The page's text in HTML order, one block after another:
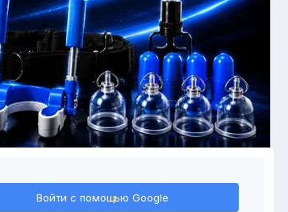
Войти с помощью Google